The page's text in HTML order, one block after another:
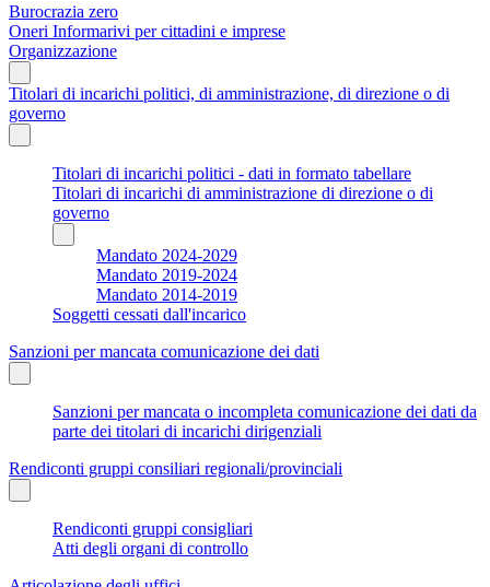
Burocrazia zero
Oneri Informarivi per cittadini e imprese
Organizzazione
Titolari di incarichi politici, di amministrazione, di direzione o di
governo
Titolari di incarichi politici - dati in formato tabellare
Titolari di incarichi di amministrazione di direzione o di
governo
Mandato 2024-2029
Mandato 2019-2024
Mandato 2014-2019
Soggetti cessati dall'incarico
Sanzioni per mancata comunicazione dei dati
Sanzioni per mancata o incompleta comunicazione dei dati da
parte dei titolari di incarichi dirigenziali
Rendiconti gruppi consiliari regionali/provinciali
Rendiconti gruppi consigliari
Atti degli organi di controllo